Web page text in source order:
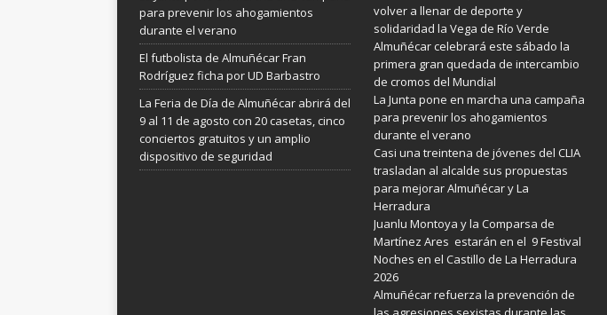
para prevenir los ahogamientos
durante el verano
El futbolista de Almuñécar Fran
Rodríguez ficha por UD Barbastro
La Feria de Día de Almuñécar abrirá del
9 al 11 de agosto con 20 casetas, cinco
conciertos gratuitos y un amplio
dispositivo de seguridad
volver a llenar de deporte y
solidaridad la Vega de Río Verde
Almuñécar celebrará este sábado la
primera gran quedada de intercambio
de cromos del Mundial
La Junta pone en marcha una campaña
para prevenir los ahogamientos
durante el verano
Casi una treintena de jóvenes del CLIA
trasladan al alcalde sus propuestas
para mejorar Almuñécar y La
Herradura
Juanlu Montoya y la Comparsa de
Martínez Ares estarán en el 9 Festival
Noches en el Castillo de La Herradura
2026
Almuñécar refuerza la prevención de